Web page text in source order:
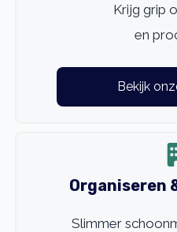
Krijg grip
en
Bekijk
Organiseren
Slimmer